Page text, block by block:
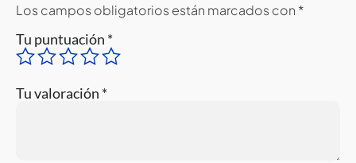
Los campos obligatorios están marcados con *
Tu puntuación *
Tu valoración *